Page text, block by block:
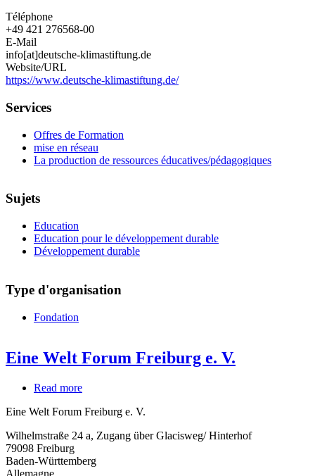
Téléphone
+49 421 276568-00
E-Mail
info[at]deutsche-klimastiftung.de
Website/URL
https://www.deutsche-klimastiftung.de/
Services
Offres de Formation
mise en réseau
La production de ressources éducatives/pédagogiques
Sujets
Education
Education pour le développement durable
Développement durable
Type d'organisation
Fondation
Eine Welt Forum Freiburg e. V.
Read more
Welt
Freiburg
V.
Eine Welt Forum Freiburg e. V.
Wilhelmstraße 24 a, Zugang über Glacisweg/ Hinterhof
79098 Freiburg
Baden-Württemberg